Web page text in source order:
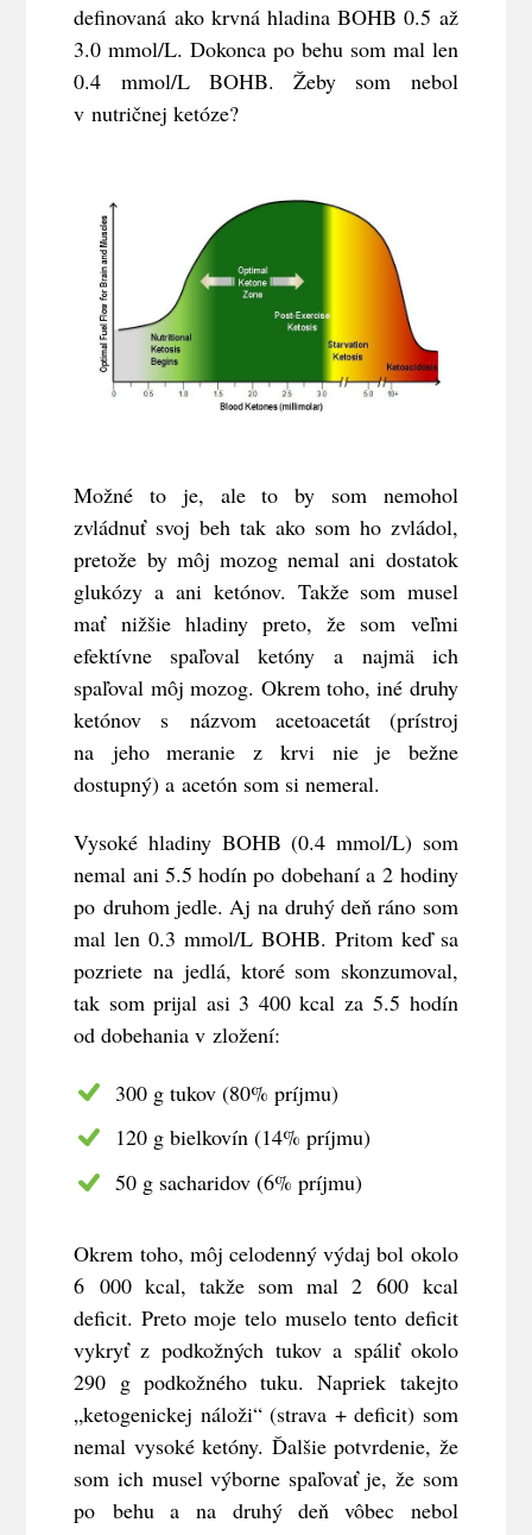
definovaná ako krvná hladina BOHB 0.5 až
3.0 mmol/L. Dokonca po behu som mal len
0.4 mmol/L BOHB. Žeby som nebol
v nutričnej ketóze?
Možné to je, ale to by som nemohol
zvládnuť svoj beh tak ako som ho zvládol,
pretože by môj mozog nemal ani dostatok
glukózy a ani ketónov. Takže som musel
mať nižšie hladiny preto, že som veľmi
efektívne spaľoval ketóny a najmä ich
spaľoval môj mozog. Okrem toho, iné druhy
ketónov s názvom acetoacetát (prístroj
na jeho meranie z krvi nie je bežne
dostupný) a acetón som si nemeral.
Vysoké hladiny BOHB (0.4 mmol/L) som
nemal ani 5.5 hodín po dobehaní a 2 hodiny
po druhom jedle. Aj na druhý deň ráno som
mal len 0.3 mmol/L BOHB. Pritom keď sa
pozriete na jedlá, ktoré som skonzumoval,
tak som prijal asi 3 400 kcal za 5.5 hodín
od dobehania v zložení:
300 g tukov (80% príjmu)
120 g bielkovín (14% príjmu)
50 g sacharidov (6% príjmu)
Okrem toho, môj celodenný výdaj bol okolo
6 000 kcal, takže som mal 2 600 kcal
deficit. Preto moje telo muselo tento deficit
vykryť z podkožných tukov a spáliť okolo
290 g podkožného tuku. Napriek takejto
„ketogenickej náloži“ (strava + deficit) som
nemal vysoké ketóny. Ďalšie potvrdenie, že
som ich musel výborne spaľovať je, že som
po behu a na druhý deň vôbec nebol